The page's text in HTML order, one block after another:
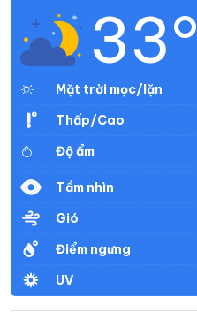
33°
Mặt trời mọc/lặn
Thấp/Cao
Độ ẩm
Tầm nhìn
Gió
Điểm ngưng
UV